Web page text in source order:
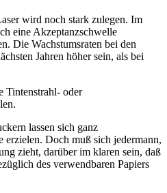
wird noch stark zulegen. Im
eine Akzeptanzschwelle
Die Wachstumsraten bei den
Jahren höher sein, als bei
Tintenstrahl- oder
lassen sich ganz
erzielen. Doch muß sich jedermann,
zieht, darüber im klaren sein, daß
des verwendbaren Papiers